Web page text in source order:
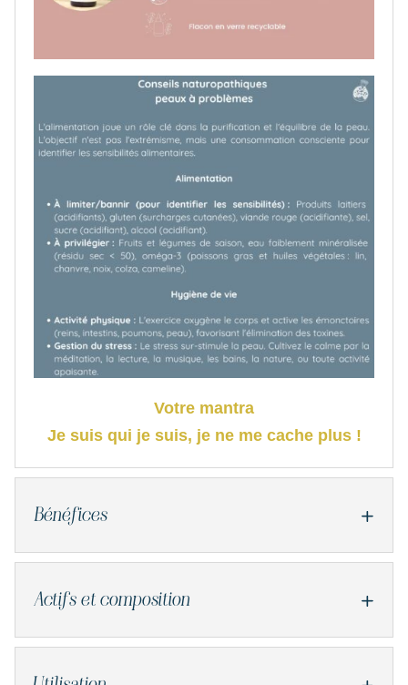
Votre mantra
Je suis qui je suis, je ne me cache plus !
Bénéfices
Actifs et composition